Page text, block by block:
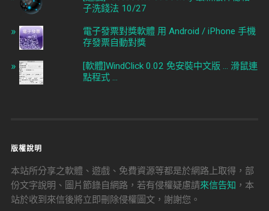
子洗錢法 10/27
電子發票對獎軟體 用 Android / iPhone 手機
存發票自動對獎
[軟體]WindClick 0.02 免安裝中文版 ... 滑鼠連
點程式 ...
版權說明
本站所分享之軟體、遊戲、免費資源等都是於網路上取得，部
份文字說明、圖片節錄自網路，若有侵權疑慮請來信告知 ，本
站於收到來信後將立即刪除侵權圖文，謝謝您。